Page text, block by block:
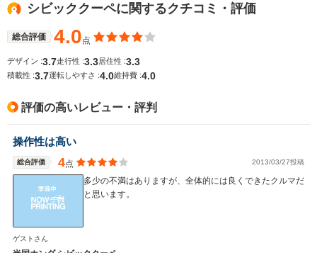
サイズ
WLTCモード
燃費
-m
-m
シビッククーペに関するクチコミ・評価
総合評価 4.0点
デザイン :3.7走行性 :3.3居住性 :3.3
積載性 :3.7運転しやすさ :4.0維持費 :4.0
評価の高いレビュー・評判
操作性は高い
総合評価 4点 2013/03/27投稿
多少の不満はありますが、全体的には良くできたクルマだ
と思います。
ゲストさん